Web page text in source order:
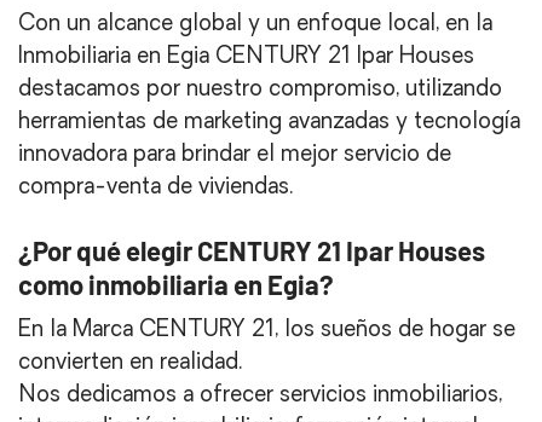
Con un alcance global y un enfoque local, en la
Inmobiliaria en Egia CENTURY 21 Ipar Houses
destacamos por nuestro compromiso, utilizando
herramientas de marketing avanzadas y tecnología
innovadora para brindar el mejor servicio de
compra-venta de viviendas.
¿Por qué elegir CENTURY 21 Ipar Houses
como inmobiliaria en Egia?
En la Marca CENTURY 21, los sueños de hogar se
convierten en realidad.
Nos dedicamos a ofrecer servicios inmobiliarios,